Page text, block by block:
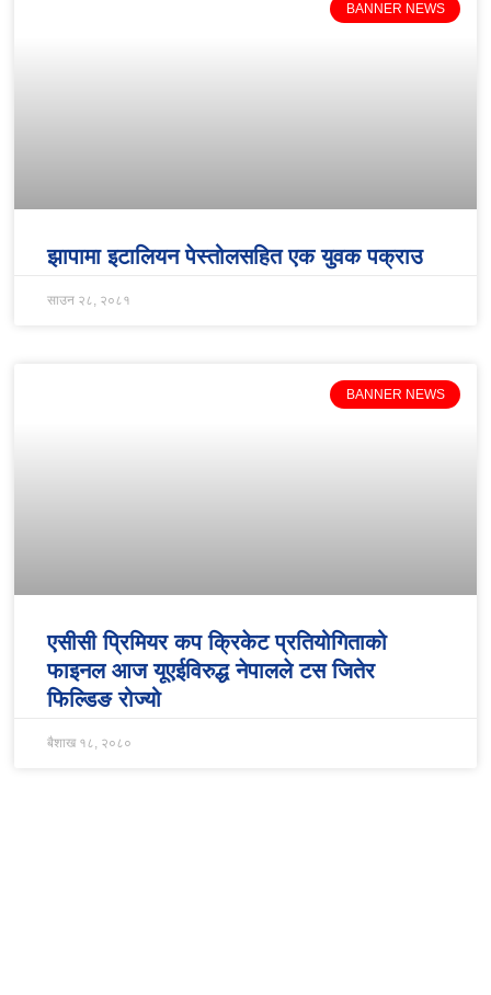
BANNER NEWS
झापामा इटालियन पेस्तोलसहित एक युवक पक्राउ
साउन २८, २०८१
BANNER NEWS
एसीसी प्रिमियर कप क्रिकेट प्रतियोगिताको
फाइनल आज यूएईविरुद्ध नेपालले टस जितेर
फिल्डिङ रोज्यो
बैशाख १८, २०८०